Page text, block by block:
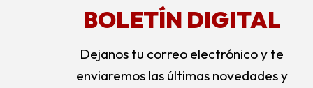
BOLETÍN DIGITAL
Dejanos tu correo electrónico y te
enviaremos las últimas novedades y